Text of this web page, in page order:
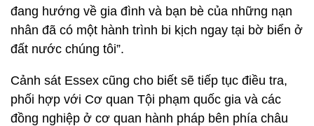
đang hướng về gia đình và bạn bè của những nạn
nhân đã có một hành trình bi kịch ngay tại bờ biển ở
đất nước chúng tôi”.
Cảnh sát Essex cũng cho biết sẽ tiếp tục điều tra,
phối hợp với Cơ quan Tội phạm quốc gia và các
đồng nghiệp ở cơ quan hành pháp bên phía châu